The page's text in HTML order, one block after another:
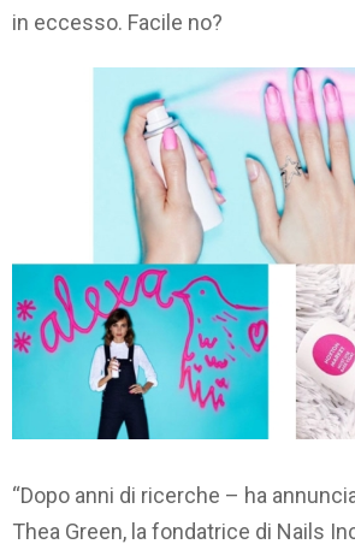
in eccesso. Facile no?
“Dopo anni di ricerche – ha
Thea Green, la fondatrice di Nails